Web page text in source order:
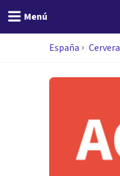
Menú
España Cervera